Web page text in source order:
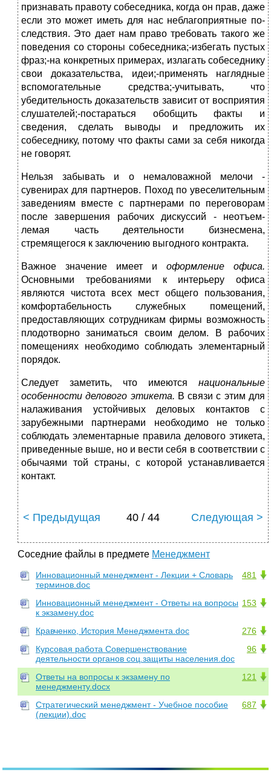
признавать правоту собеседника, когда он прав, даже
если это может иметь для нас неблагоприятные по­
следствия. Это дает нам право требовать такого же
поведения со стороны собеседника;-избегать пустых
фраз;-на конкретных примерах, излагать собеседнику
свои доказательства, идеи;-применять наглядные
вспомогательные средства;-учитывать, что
убедительность доказательств зависит от восприятия
слушателей;-постараться обобщить факты и
сведения, сделать выводы и предложить их
собеседнику, потому что факты сами за себя никогда
не говорят.
Нельзя забывать и о немаловажной мелочи -
сувенирах для партнеров. Поход по увеселительным
заведениям вместе с партнерами по переговорам
после завершения рабочих дискуссий - неотъем­
лемая часть деятельности бизнесмена,
стремящегося к заключе­нию выгодного контракта.
Важное значение имеет и оформление офиса.
Основными требованиями к интерьеру офиса
являются чистота всех мест общего пользования,
комфортабельность слу­жебных помещений,
предоставляющих сотрудникам фирмы возможность
плодотворно заниматься своим делом. В рабочих
помещениях необходимо соблюдать элементарный
порядок.
Следует заметить, что имеются национальные
особенности делового этикета. В связи с этим для
налаживания устойчивых деловых контактов с
зарубежными партнерами необходимо не только
соблюдать элементарные правила делового этикета,
при­веденные выше, но и вести себя в соответствии с
обычаями той страны, с которой устанавливается
контакт.
< Предыдущая 40 / 44 Следующая >
Соседние файлы в предмете Менеджмент
481
Инновационный менеджмент - Лекции + Словарь
терминов.doc
153
Инновационный менеджмент - Ответы на вопросы
к экзамену.doc
276
Кравченко, История Менеджмента.doc
96
Курсовая работа Совершенствование
деятельности органов соц.защиты населения.doc
121
Ответы на вопросы к экзамену по
менеджменту.docx
687
Стратегический менеджмент - Учебное пособие
(лекции).doc